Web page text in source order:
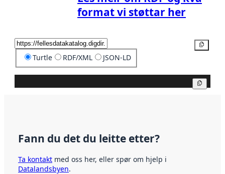
format vi støttar her
Turtle RDF/XML JSON-LD
Fann du det du leitte etter?
Ta kontakt med oss her, eller spør om hjelp i
Datalandsbyen.